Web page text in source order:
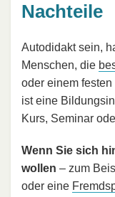
Nachteile
Autodidakt sein,
Menschen, die
oder einem
ist eine
Kurs, Seminar
Wenn Sie sich
wollen – zum
oder eine